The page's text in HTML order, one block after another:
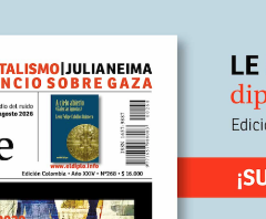
de minorías chiitas o
potencias del Golfo es más